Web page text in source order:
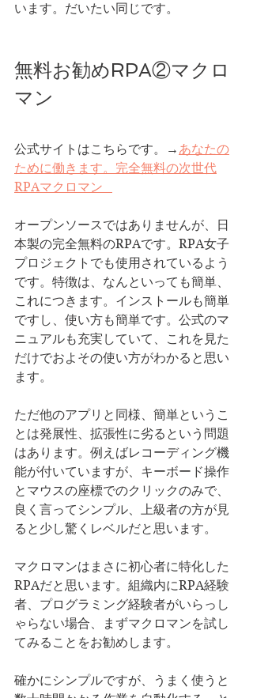
います。だいたい同じです。
無料お勧めRPA②マクロ
マン
公式サイトはこちらです。→ あなたの
ために働きます。完全無料の次世代
RPAマクロマン
オープンソースではありませんが、日
本製の完全無料のRPAです。RPA女子
プロジェクトでも使用されているよう
です。特徴は、なんといっても簡単、
これにつきます。インストールも簡単
ですし、使い方も簡単です。公式のマ
ニュアルも充実していて、これを見た
だけでおよその使い方がわかると思い
ます。
ただ他のアプリと同様、簡単というこ
とは発展性、拡張性に劣るという問題
はあります。例えばレコーディング機
能が付いていますが、キーボード操作
とマウスの座標でのクリックのみで、
良く言ってシンプル、上級者の方が見
ると少し驚くレベルだと思います。
マクロマンはまさに初心者に特化した
RPAだと思います。組織内にRPA経験
者、プログラミング経験者がいらっし
ゃらない場合、まずマクロマンを試し
てみることをお勧めします。
確かにシンプルですが、うまく使うと